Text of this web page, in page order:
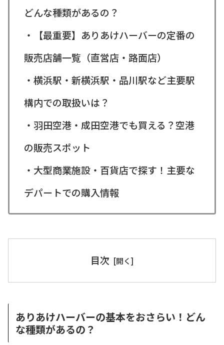
どんな種類があるの？
・【最重要】ありあけハーバーの定番の
販売店舗一覧（直営店・路面店）
・横浜駅・新横浜駅・品川駅など主要駅
構内での取扱いは？
・羽田空港・成田空港でも買える？空港
の販売スポット
・大型商業施設・百貨店で探す！主要な
デパートでの購入情報
目次
ありあけハーバーの基本をおさらい！どん
な種類があるの？